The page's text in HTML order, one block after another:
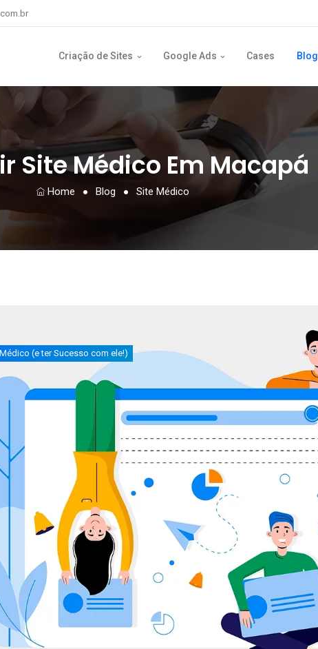
Criação de Sites Google Ads Cases Blog
Site Médico Em Macapá
Home Blog Site Médico
(e ter Sucesso com ele!)